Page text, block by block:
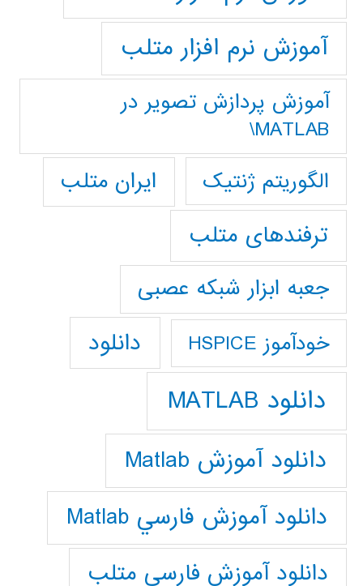
آموزش نرم افزار متلب
آموزش پردازش تصوير در
MATLAB\
الگوریتم ژنتیک
ایران متلب
ترفندهای متلب
جعبه ابزار شبکه عصبی
خودآموز HSPICE دانلود
دانلود MATLAB
دانلود آموزش Matlab
دانلود آموزش فارسي Matlab
دانلود آموزش فارسي متلب